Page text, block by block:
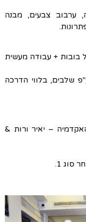
ערבוב צבעים, מבנה
בובות + עבודה מעשית
שלבים, בלווי הדרכה
– יאיר ורות &
סוג 1.